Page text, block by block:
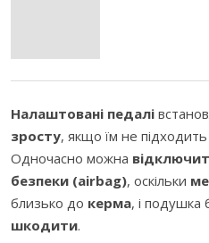
Налаштовані педалі
зросту, якщо їм не підходить
Одночасно можна
безпеки (airbag), оскільки
близько до керма, і подушка
шкодити.